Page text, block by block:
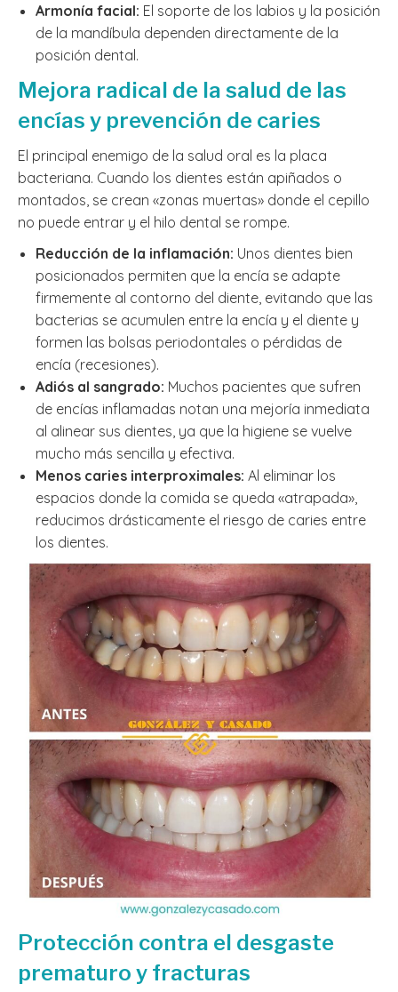
Armonía facial: El soporte de los labios y la posición
de la mandíbula dependen directamente de la
posición dental.
Mejora radical de la salud de las
encías y prevención de caries
El principal enemigo de la salud oral es la placa
bacteriana. Cuando los dientes están apiñados o
montados, se crean «zonas muertas» donde el cepillo
no puede entrar y el hilo dental se rompe.
Reducción de la inflamación: Unos dientes bien
posicionados permiten que la encía se adapte
firmemente al contorno del diente, evitando que las
bacterias se acumulen entre la encía y el diente y
formen las bolsas periodontales o pérdidas de
encía (recesiones).
Adiós al sangrado: Muchos pacientes que sufren
de encías inflamadas notan una mejoría inmediata
al alinear sus dientes, ya que la higiene se vuelve
mucho más sencilla y efectiva.
Menos caries interproximales: Al eliminar los
espacios donde la comida se queda «atrapada»,
reducimos drásticamente el riesgo de caries entre
los dientes.
Protección contra el desgaste
prematuro y fracturas